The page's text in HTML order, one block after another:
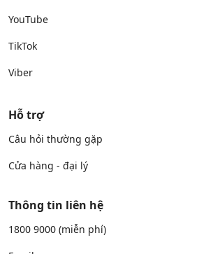
YouTube
TikTok
Viber
Hỗ trợ
Câu hỏi thường gặp
Cửa hàng - đại lý
Thông tin liên hệ
1800 9000 (miễn phí)